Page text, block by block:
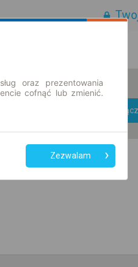
Znajdź
oraz prezentowania
cofnąć lub zmienić.
Zezwalam